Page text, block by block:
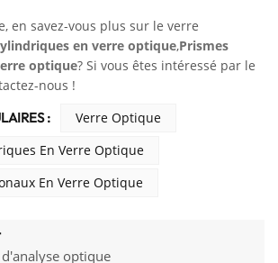
en savez-vous plus sur le verre
en verre optique,Prismes
optique? Si vous êtes intéressé par le
nous !
:
Verre Optique
En Verre Optique
En Verre Optique
optique